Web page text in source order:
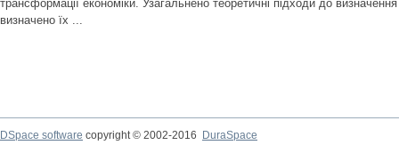
трансформації економіки. Узагальнено теоретичні підходи до визначення
визначено їх ...
DSpace software copyright © 2002-2016
DuraSpace